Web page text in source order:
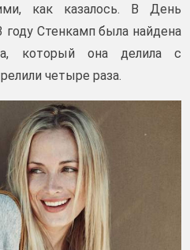
как казалось. В День
году Стенкамп была найдена
который она делила с
четыре раза.